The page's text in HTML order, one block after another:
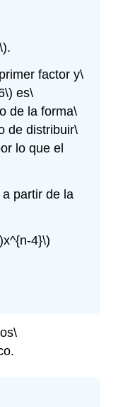
.
factor y\
es\
de la forma\
de distribuir\
lo que el
partir de la
4}\)
\